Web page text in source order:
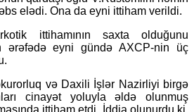
elədi. Ona da eyni ittiham verildi.
ittihamının saxta olduğunu
ərəfədə eyni gündə AXCP-nin üç
və Daxili İşlər Nazirliyi birgə
cinayət yoluyla əldə olunmuş
ittiham etdi. İddia olunurdu ki,